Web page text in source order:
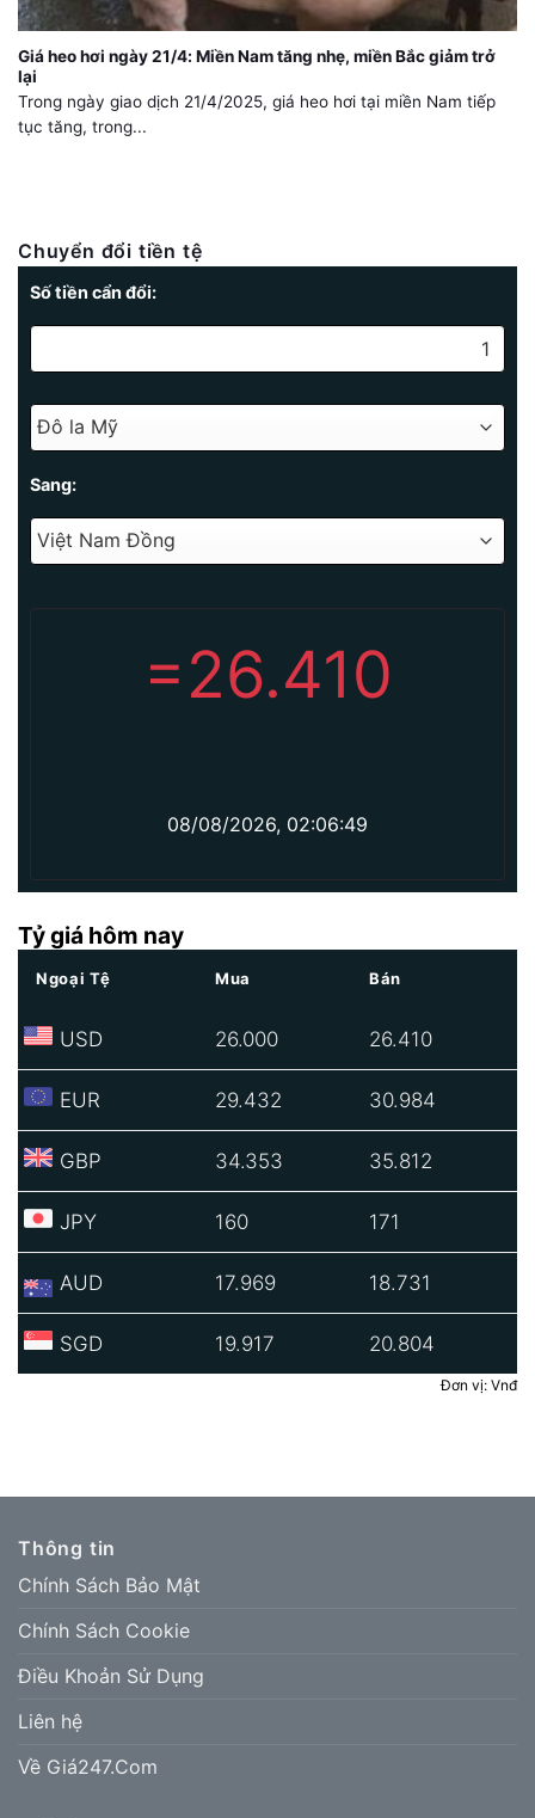
Giá heo hơi ngày 21/4: Miền Nam tăng nhẹ, miền Bắc giảm trở
lại
Trong ngày giao dịch 21/4/2025, giá heo hơi tại miền Nam tiếp
tục tăng, trong...
Chuyển đổi tiền tệ
Số tiền cẩn đổi:
Sang:
=26.410
08/08/2026, 02:06:49
Tỷ giá hôm nay
Ngoại Tệ Mua Bán
USD 26.000 26.410
EUR 29.432 30.984
GBP 34.353 35.812
JPY 160 171
AUD 17.969 18.731
SGD 19.917 20.804
Đơn vị: Vnđ
Thông tin
Chính Sách Bảo Mật
Chính Sách Cookie
Điều Khoản Sử Dụng
Liên hệ
Về Giá247.Com